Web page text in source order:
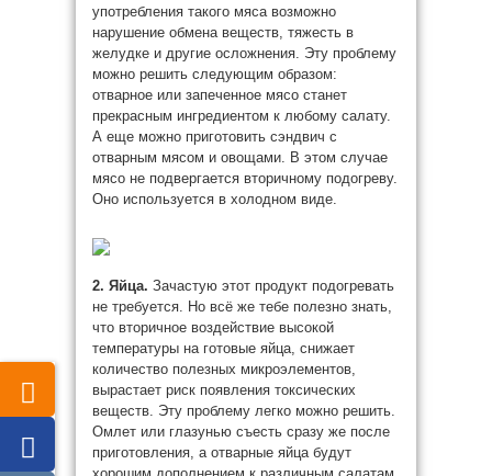
употребления такого мяса возможно
нарушение обмена веществ, тяжесть в
желудке и другие осложнения. Эту проблему
можно решить следующим образом:
отварное или запеченное мясо станет
прекрасным ингредиентом к любому салату.
А еще можно приготовить сэндвич с
отварным мясом и овощами. В этом случае
мясо не подвергается вторичному подогреву.
Оно используется в холодном виде.
2. Яйца. Зачастую этот продукт подогревать
не требуется. Но всё же тебе полезно знать,
что вторичное воздействие высокой
температуры на готовые яйца, снижает
количество полезных микроэлементов,
вырастает риск появления токсических
веществ. Эту проблему легко можно решить.
Омлет или глазунью съесть сразу же после
приготовления, а отварные яйца будут